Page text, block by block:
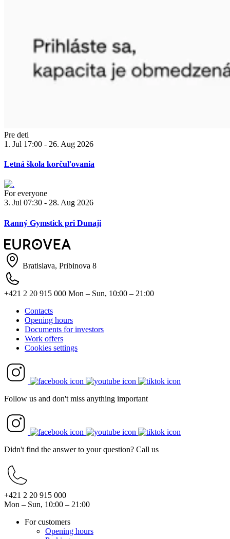
Pre deti
1. Jul 17:00 - 26. Aug 2026
Letná škola korčuľovania
For everyone
3. Jul 07:30 - 28. Aug 2026
Ranný Gymstick pri Dunaji
Bratislava, Pribinova 8
+421 2 20 915 000 Mon – Sun, 10:00 – 21:00
Contacts
Opening hours
Documents for investors
Work offers
Cookies settings
Follow us and don't miss anything important
Didn't find the answer to your question? Call us
+421 2 20 915 000
Mon – Sun, 10:00 – 21:00
For customers
Opening hours